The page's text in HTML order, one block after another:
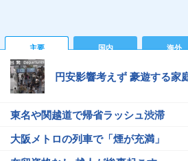
主要 国内 海外
円安影響考えず 豪遊する家
東名や関越道で帰省ラッシュ渋滞
大阪メトロの列車で「煙が充満」